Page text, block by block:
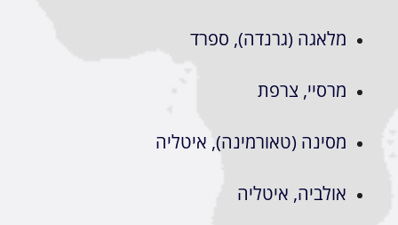
מלאגה (גרנדה), ספרד
מרסיי, צרפת
מסינה (טאורמינה), איטליה
אולביה, איטליה